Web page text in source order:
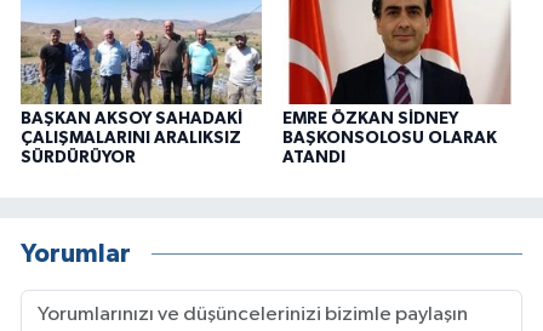
BAŞKAN AKSOY SAHADAKİ
ÇALIŞMALARINI ARALIKSIZ
SÜRDÜRÜYOR
EMRE ÖZKAN SİDNEY
BAŞKONSOLOSU OLARAK
ATANDI
Yorumlar